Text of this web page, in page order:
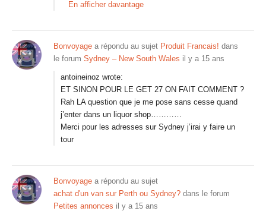
En afficher davantage
Bonvoyage a répondu au sujet Produit Francais! dans
le forum Sydney – New South Wales il y a 15 ans
antoineinoz wrote:
ET SINON POUR LE GET 27 ON FAIT COMMENT ?
Rah LA question que je me pose sans cesse quand
j’enter dans un liquor shop…………
Merci pour les adresses sur Sydney j’irai y faire un
tour
Bonvoyage a répondu au sujet
achat d'un van sur Perth ou Sydney? dans le forum
Petites annonces il y a 15 ans